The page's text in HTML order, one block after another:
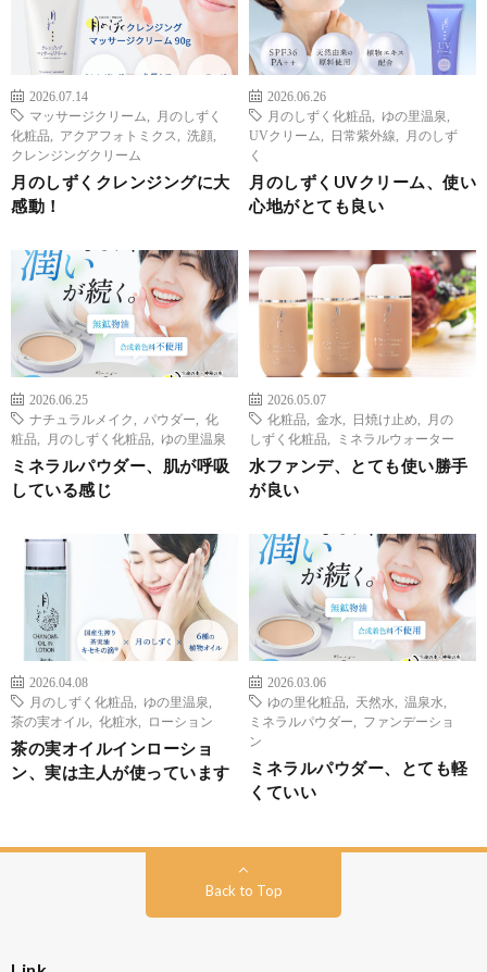
2026.07.14
マッサージクリーム
月のしずく
化粧品
アクアフォトミクス 洗顔
クレンジングクリーム
月のしずくクレンジングに大
感動！
2026.06.26
月のしずく化粧品
ゆの里温泉
UVクリーム
日常紫外線
月のしず
く
月のしずくUVクリーム、使い
心地がとても良い
2026.06.25
ナチュラルメイク
パウダー
化
粧品
月のしずく化粧品 ゆの里温泉
ミネラルパウダー、肌が呼吸
している感じ
2026.05.07
化粧品
金水 日焼け止め
月の
しずく化粧品
ミネラルウォーター
水ファンデ、とても使い勝手
が良い
2026.04.08
月のしずく化粧品
ゆの里温泉
茶の実オイル
化粧水 ローション
茶の実オイルインローショ
ン、実は主人が使っています
2026.03.06
ゆの里化粧品
天然水 温泉水
ミネラルパウダー
ファンデーショ
ン
ミネラルパウダー、とても軽
くていい
Back to Top